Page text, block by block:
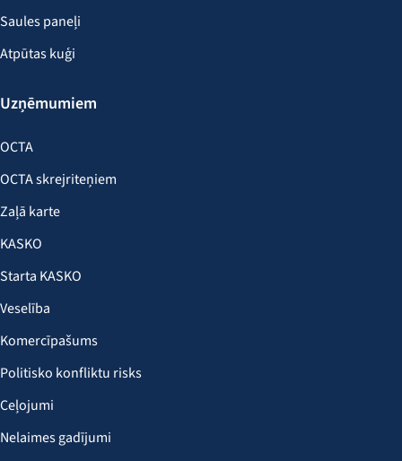
Saules paneļi
Atpūtas kuģi
Uzņēmumiem
OCTA
OCTA skrejriteņiem
Zaļā karte
KASKO
Starta KASKO
Veselība
Komercīpašums
Politisko konfliktu risks
Ceļojumi
Nelaimes gadījumi